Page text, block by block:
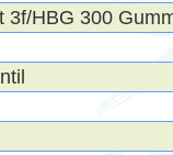
3f/HBG 300